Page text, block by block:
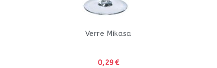
Verre Mikasa
0,29€